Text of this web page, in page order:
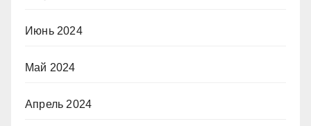
Июнь 2024
Май 2024
Апрель 2024